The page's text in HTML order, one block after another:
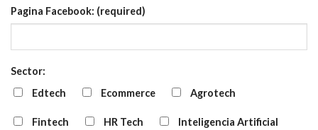
Pagina Facebook: (required)
Sector:
Edtech
Ecommerce Agrotech
Fintech HR Tech Inteligencia Artificial